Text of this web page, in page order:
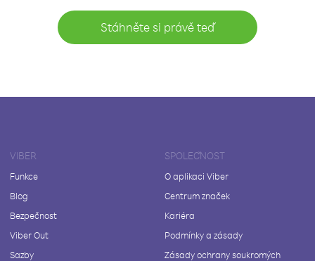
Stáhněte si právě teď
VIBER
Funkce
Blog
Bezpečnost
Viber Out
Sazby
SPOLEČNOST
O aplikaci Viber
Centrum značek
Kariéra
Podmínky a zásady
Zásady ochrany soukromých